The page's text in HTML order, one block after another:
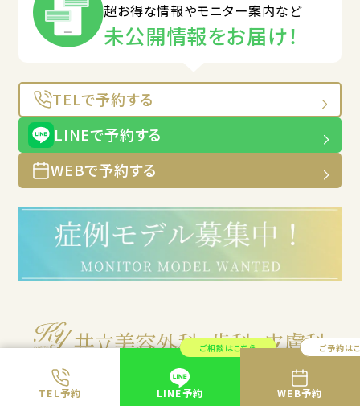
TEL予約
ご相談はこちら
LINE予約
ご予約は
WEB予約
超お得な情報やモニター案内など
未公開情報をお届け！
TELで予約する
LINEで予約する
WEBで予約する